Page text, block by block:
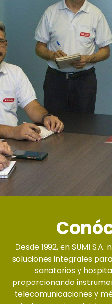
Desde 1992, en SUMI
soluciones integrales
sanatorios y
proporcionando
telecomunicaciones y